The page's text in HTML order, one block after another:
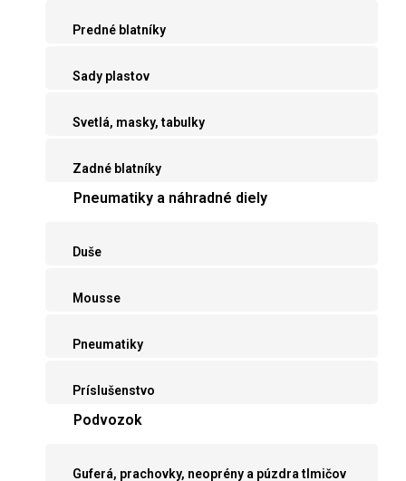
Predné blatníky
Sady plastov
Svetlá, masky, tabulky
Zadné blatníky
Pneumatiky a náhradné diely
Duše
Mousse
Pneumatiky
Príslušenstvo
Podvozok
Guferá, prachovky, neoprény a púzdra tlmičov